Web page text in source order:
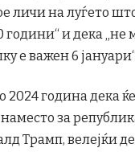
личи на луѓето
години“ и дека „не
е важен 6
2024 година дека
за
Трамп, велејќи